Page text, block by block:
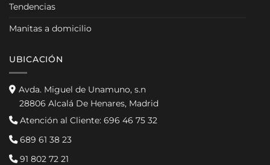
Tendencias
Manitas a domicilio
UBICACIÓN
Avda. Miguel de Unamuno, s.n
28806 Alcalá De Henares, Madrid
Atención al Cliente: 696 46 75 32
689 61 38 23
91 802 72 21